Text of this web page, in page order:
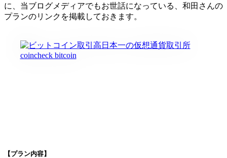
に、当ブログメディアでもお世話になっている、和田さんの
プランのリンクを掲載しておきます。
【プラン内容】